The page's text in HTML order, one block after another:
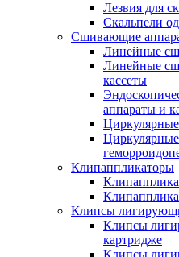
Лезвия для
Скальпели
Сшивающие
Линейные
Линейные
кассеты
аппараты и
Клипаппликаторы
Клипсы
Клипсы
картридже
Клипсы